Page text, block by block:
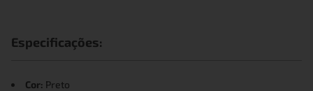
Especificações:
Cor: Preto